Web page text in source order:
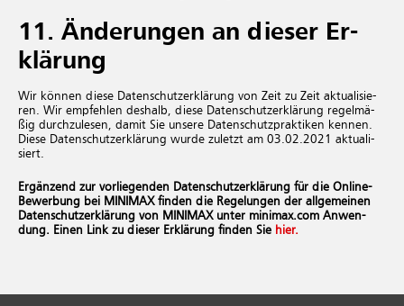
11. Än­de­run­gen an die­ser Er­
klä­rung
Wir kön­nen diese Da­ten­schut­z­er­klä­rung von Zeit zu Zeit ak­tua­li­sie­
ren. Wir emp­feh­len des­halb, diese Da­ten­schut­z­er­klä­rung re­gel­mä­
ßig durch­zu­le­sen, damit Sie un­se­re Da­ten­schutz­prak­ti­ken ken­nen.
Diese Da­ten­schut­z­er­klä­rung wurde zu­letzt am 03.02.2021 ak­tua­li­
siert.
Er­gän­zend zur vor­lie­gen­den Da­ten­schut­z­er­klä­rung für die On­line-
Be­wer­bung bei MINIMAX fin­den die Re­ge­lun­gen der all­ge­mei­nen
Da­ten­schut­z­er­klä­rung von MINIMAX unter mi­ni­max.com An­wen­
dung. Einen Link zu die­ser Er­klä­rung fin­den Sie hier.